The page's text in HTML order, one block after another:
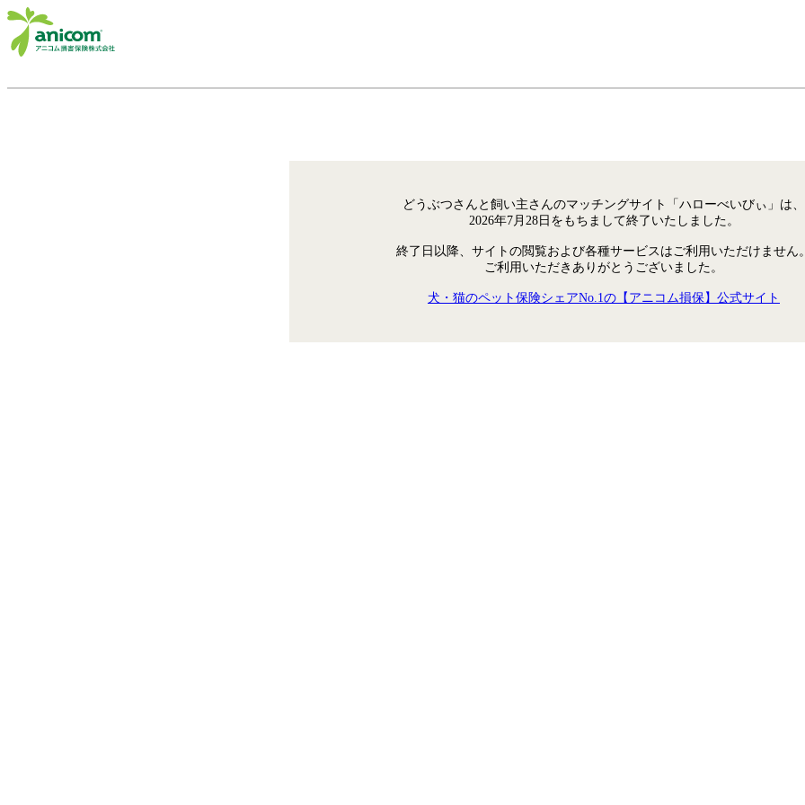
どうぶつさんと飼い主さんのマッチングサイト「ハローべいびぃ」は、
2026年7月28日をもちまして終了いたしました。
終了日以降、サイトの閲覧および各種サービスはご利用いただけません
ご利用いただきありがとうございました。
犬・猫のペット保険シェアNo.1の【アニコム損保】公式サイト